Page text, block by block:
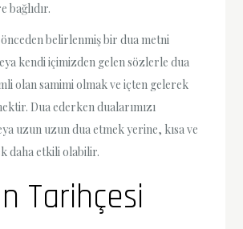
bağlıdır.
belirlenmiş bir dua metni
kendi içimizden gelen sözlerle dua
olan samimi olmak ve içten gelerek
Dua ederken dualarımızı
uzun uzun dua etmek yerine, kısa ve
daha etkili olabilir.
Tarihçesi